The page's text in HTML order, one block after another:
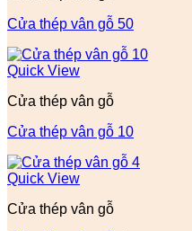
Cửa thép vân gỗ 50
Quick View
Cửa thép vân gỗ
Cửa thép vân gỗ 10
Quick View
Cửa thép vân gỗ